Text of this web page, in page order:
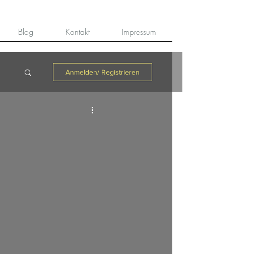
Blog Kontakt Impressum
Anmelden/ Registrieren